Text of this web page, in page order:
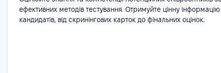
ефективних методів тестування. Отримуйте цінну інформацію
кандидатів, від скринінгових карток до фінальних оцінок.